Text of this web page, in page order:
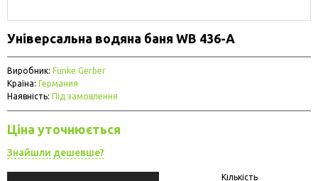
Універсальна водяна баня WB 436-A
Виробник: Funke Gerber
Країна: Германия
Наявність: Під замовлення
Ціна уточнюється
Знайшли дешевше?
Кількість